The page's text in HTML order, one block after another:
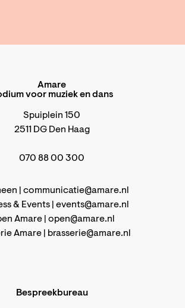
Amare
voor muziek en dans
Spuiplein 150
2511 DG Den Haag
070 88 00 300
| communicatie@amare.nl
& Events | events@amare.nl
Amare | open@amare.nl
Amare |
brasserie@amare.nl
Bespreekbureau